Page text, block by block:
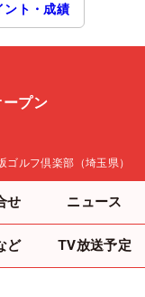
ント・成績
プン
ゴルフ倶楽部（埼玉県）
せ ニュース
ど TV放送予定